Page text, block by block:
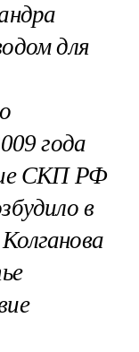
для
года
СКП РФ
в